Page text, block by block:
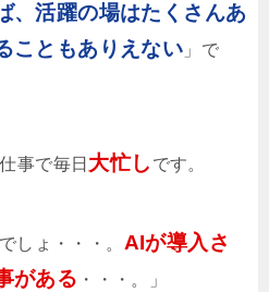
、活躍の場はたくさんあ
こともありえない 」で
事で毎日 大忙し です。
しょ・・・。 AIが導入さ
がある ・・・。」